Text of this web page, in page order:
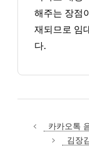
해주는 장점
재되므로 임
다.
카카오톡
김장